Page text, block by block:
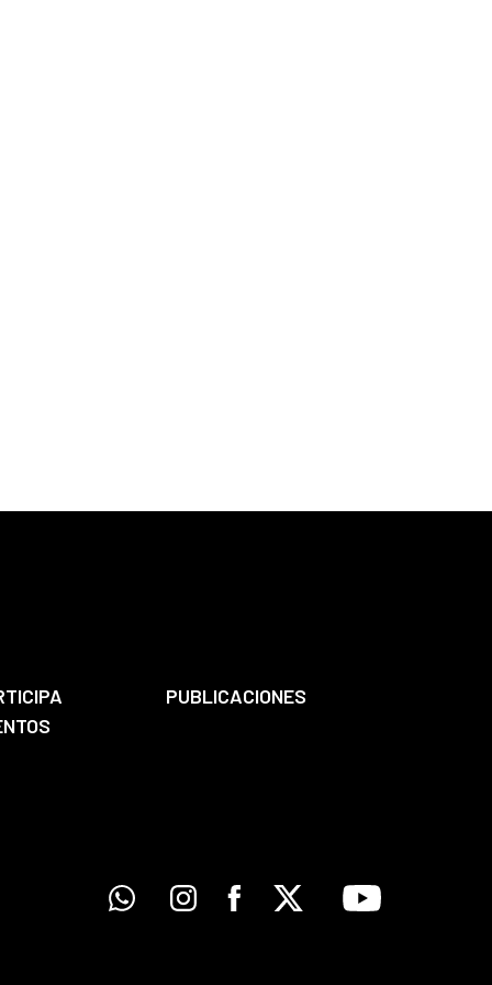
PUBLICACIONES
WhatsappInstagramFacebook
X Youtube